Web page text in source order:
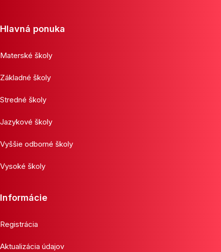
Hlavná ponuka
Materské školy
Základné školy
Stredné školy
Jazykové školy
Vyššie odborné školy
Vysoké školy
Informácie
Registrácia
Aktualizácia údajov